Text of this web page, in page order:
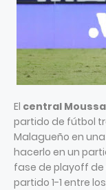
El central
partido de fútbol
Malagueño en
hacerlo en un
fase de playoff de
partido 1-1 entre